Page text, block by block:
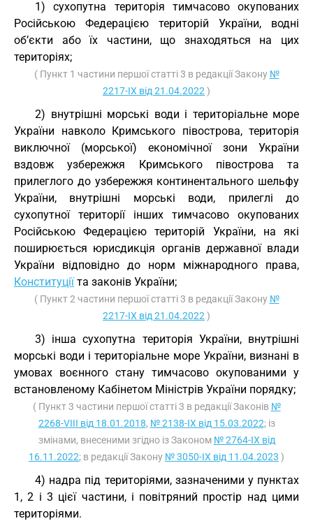
1) сухопутна територія тимчасово окупованих
Російською Федерацією територій України, водні
об’єкти або їх частини, що знаходяться на цих
територіях;
( Пункт 1 частини першої статті 3 в редакції Закону №
2217-IX від 21.04.2022 )
2) внутрішні морські води і територіальне море
України навколо Кримського півострова, територія
виключної (морської) економічної зони України
вздовж узбережжя Кримського півострова та
прилеглого до узбережжя континентального шельфу
України, внутрішні морські води, прилеглі до
сухопутної території інших тимчасово окупованих
Російською Федерацією територій України, на які
поширюється юрисдикція органів державної влади
України відповідно до норм міжнародного права,
Конституціїта законів України;
( Пункт 2 частини першої статті 3 в редакції Закону №
2217-IX від 21.04.2022 )
3) інша сухопутна територія України, внутрішні
морські води і територіальне море України, визнані в
умовах воєнного стану тимчасово окупованими у
встановленому Кабінетом Міністрів України порядку;
( Пункт 3 частини першої статті 3 в редакції Законів №
2268-VIII від 18.01.2018, № 2138-IX від 15.03.2022; із
змінами, внесеними згідно із Законом № 2764-IX від
16.11.2022; в редакції Закону № 3050-IX від 11.04.2023 )
4) надра під територіями, зазначеними у пунктах
1, 2 і 3 цієї частини, і повітряний простір над цими
територіями.